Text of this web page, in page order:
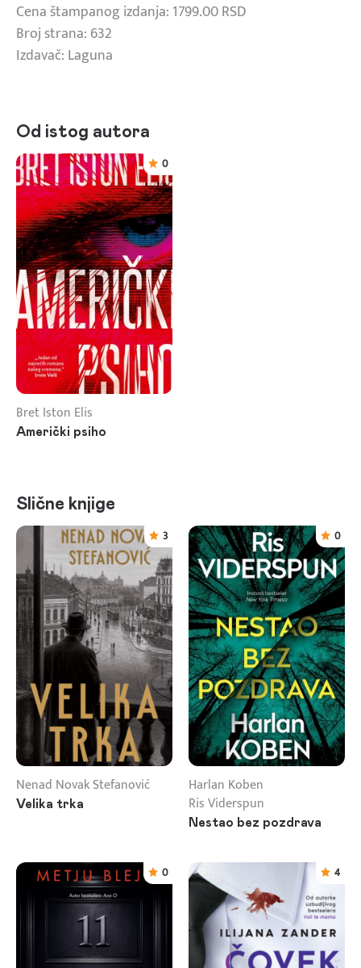
Cena štampanog izdanja: 1799.00 RSD
Broj strana: 632
Izdavač: Laguna
Od istog autora
0
Bret Iston Elis
Američki psiho
Slične knjige
3
Nenad Novak Stefanović
Velika trka
0
Harlan Koben
Ris Viderspun
Nestao bez pozdrava
0 4